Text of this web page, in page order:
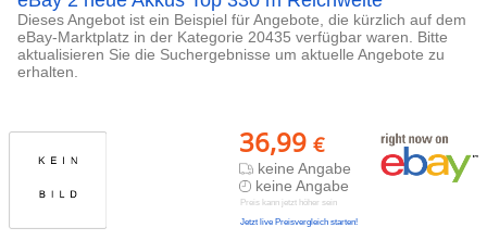
Dieses Angebot ist ein Beispiel für Angebote, die kürzlich auf dem
eBay-Marktplatz in der Kategorie 20435 verfügbar waren. Bitte
aktualisieren Sie die Suchergebnisse um aktuelle Angebote zu
erhalten.
36,99 €
keine Angabe
keine Angabe
Preis kann jetzt höher sein
Jetzt live Preisvergleich starten!